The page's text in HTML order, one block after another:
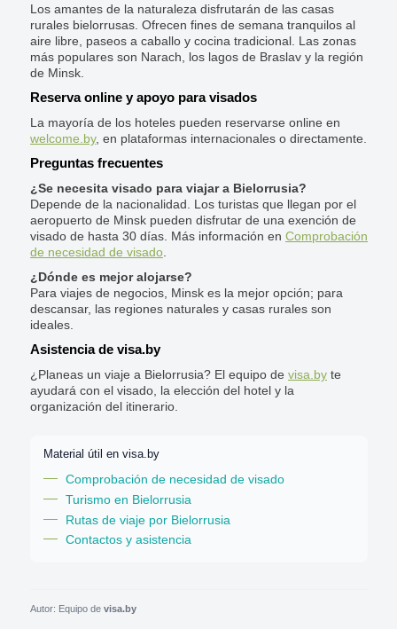
Los amantes de la naturaleza disfrutarán de las casas
rurales bielorrusas. Ofrecen fines de semana tranquilos al
aire libre, paseos a caballo y cocina tradicional. Las zonas
más populares son Narach, los lagos de Braslav y la región
de Minsk.
Reserva online y apoyo para visados
La mayoría de los hoteles pueden reservarse online en
welcome.by, en plataformas internacionales o directamente.
Preguntas frecuentes
¿Se necesita visado para viajar a Bielorrusia?
Depende de la nacionalidad. Los turistas que llegan por el
aeropuerto de Minsk pueden disfrutar de una exención de
visado de hasta 30 días. Más información en Comprobación
de necesidad de visado
¿Dónde es mejor alojarse?
Para viajes de negocios, Minsk es la mejor opción; para
descansar, las regiones naturales y casas rurales son
ideales.
Asistencia de visa.by
¿Planeas un viaje a Bielorrusia? El equipo de visa.by te
ayudará con el visado, la elección del hotel y la
organización del itinerario.
Material útil en visa.by
Comprobación de necesidad de visado
Turismo en Bielorrusia
Rutas de viaje por Bielorrusia
Contactos y asistencia
Autor: Equipo de visa.by